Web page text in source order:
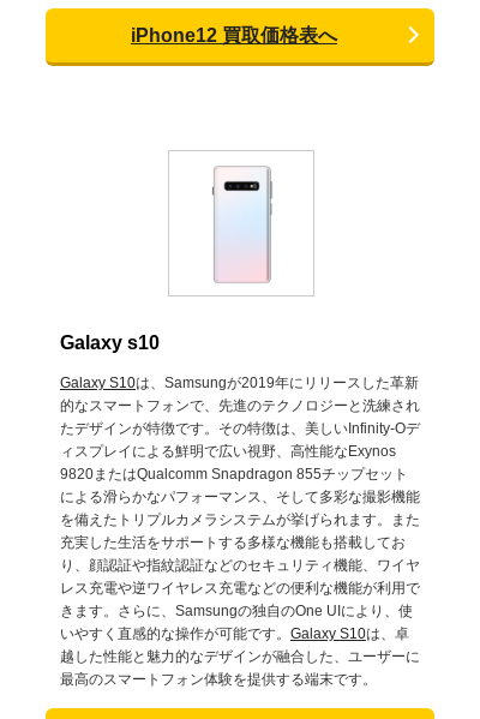
iPhone12 買取価格表へ
Galaxy s10
Galaxy S10は、Samsungが2019年にリリースした革新
的なスマートフォンで、先進のテクノロジーと洗練され
たデザインが特徴です。その特徴は、美しいInfinity-Oデ
ィスプレイによる鮮明で広い視野、高性能なExynos
9820またはQualcomm Snapdragon 855チップセット
による滑らかなパフォーマンス、そして多彩な撮影機能
を備えたトリプルカメラシステムが挙げられます。また
充実した生活をサポートする多様な機能も搭載してお
り、顔認証や指紋認証などのセキュリティ機能、ワイヤ
レス充電や逆ワイヤレス充電などの便利な機能が利用で
きます。さらに、Samsungの独自のOne UIにより、使
いやすく直感的な操作が可能です。 Galaxy S10は、卓
越した性能と魅力的なデザインが融合した、ユーザーに
最高のスマートフォン体験を提供する端末です。